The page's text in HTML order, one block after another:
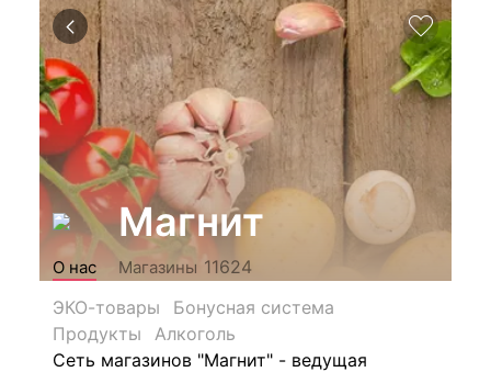
Магнит
О нас Магазины 11624
ЭКО-товары
Бонусная система
Продукты
Алкоголь
Сеть магазинов "Магнит" - ведущая